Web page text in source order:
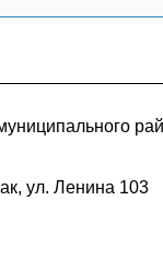
ул. Ленина 103